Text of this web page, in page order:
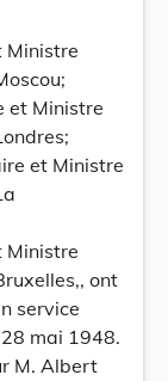
Ministre
et Ministre
et Ministre
Ministre
ont
service
mai 1948.
M. Albert